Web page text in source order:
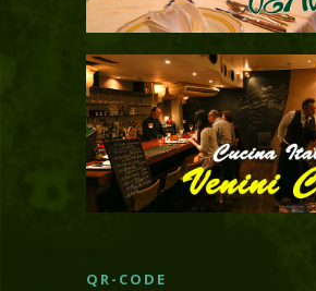
QR-CODE